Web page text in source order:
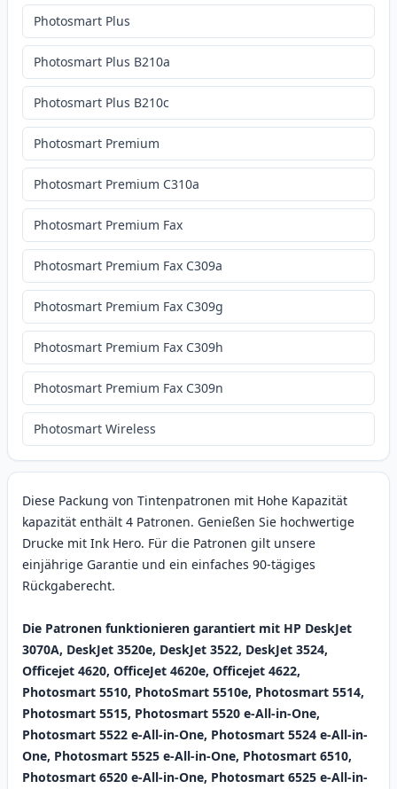
Diese Packung von Tintenpatronen mit Hohe Kapazität
kapazität enthält 4 Patronen. Genießen Sie hochwertige
Drucke mit Ink Hero. Für die Patronen gilt unsere
einjährige Garantie und ein einfaches 90-tägiges
Rückgaberecht.
Die Patronen funktionieren garantiert mit HP DeskJet
3070A, DeskJet 3520e, DeskJet 3522, DeskJet 3524,
Officejet 4620, OfficeJet 4620e, Officejet 4622,
Photosmart 5510, PhotoSmart 5510e, Photosmart 5514,
Photosmart 5515, Photosmart 5520 e-All-in-One,
Photosmart 5522 e-All-in-One, Photosmart 5524 e-All-in-
One, Photosmart 5525 e-All-in-One, Photosmart 6510,
Photosmart 6520 e-All-in-One, Photosmart 6525 e-All-in-
Photosmart Plus
Photosmart Plus B210a
Photosmart Plus B210c
Photosmart Premium
Photosmart Premium C310a
Photosmart Premium Fax
Photosmart Premium Fax C309a
Photosmart Premium Fax C309g
Photosmart Premium Fax C309h
Photosmart Premium Fax C309n
Photosmart Wireless